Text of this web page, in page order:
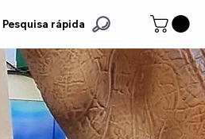
Pesquisa rápida